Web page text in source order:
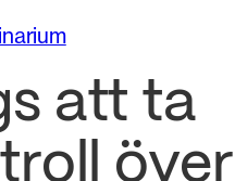
att ta
över